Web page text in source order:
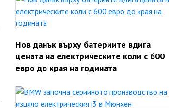
Нов данък върху батериите вдига
цената на електрическите коли с 600
евро до края на годината